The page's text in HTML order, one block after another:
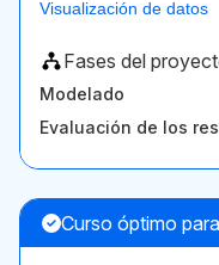
Visualización de datos
Fases del
Modelado
Evaluación de los
Curso óptimo